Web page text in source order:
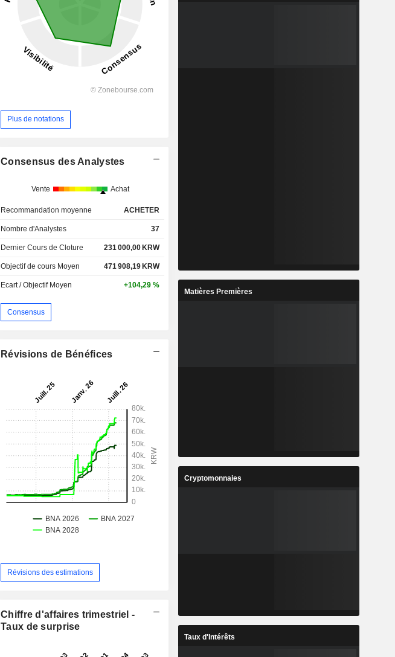
Plus de notations
Consensus des Analystes
Vente Achat
Recommandation moyenne ACHETER
Nombre d'Analystes 37
Dernier Cours de Cloture 231 000,00 KRW
Objectif de cours Moyen 471 908,19 KRW
Ecart / Objectif Moyen +104,29 %
Consensus
Révisions de Bénéfices
Révisions des estimations
Chiffre d'affaires trimestriel -
Taux de surprise
Matières Premières
Cryptomonnaies
Taux d'Intérêts